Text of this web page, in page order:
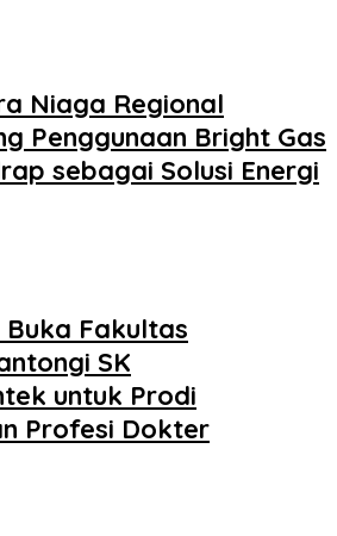
Niaga Regional
Penggunaan Bright Gas
sebagai Solusi Energi
Buka Fakultas
SK
untuk Prodi
Profesi Dokter